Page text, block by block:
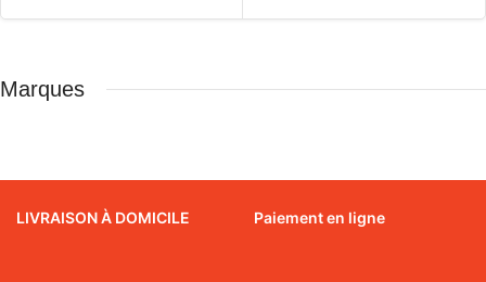
Marques
LIVRAISON À DOMICILE Paiement en ligne